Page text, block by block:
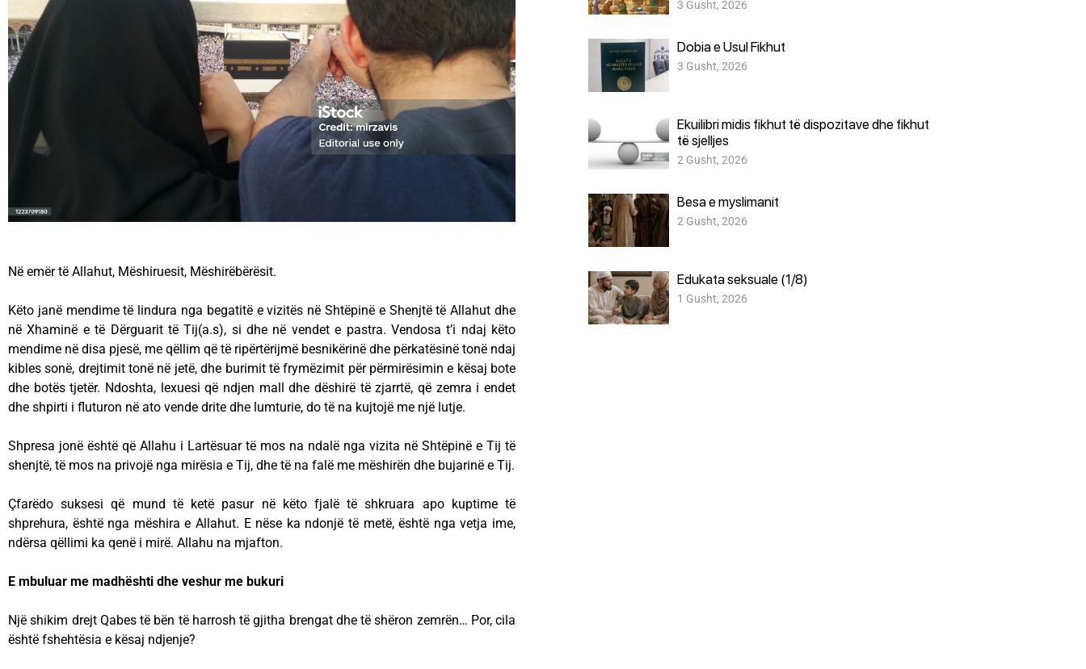
Në emër të Allahut, Mëshiruesit, Mëshirëbërësit.
Këto janë mendime të lindura nga begatitë e vizitës në Shtëpinë e Shenjtë të Allahut dhe
në Xhaminë e të Dërguarit të Tij(a.s), si dhe në vendet e pastra. Vendosa t’i ndaj këto
mendime në disa pjesë, me qëllim që të ripërtërijmë besnikërinë dhe përkatësinë tonë ndaj
kibles sonë, drejtimit tonë në jetë, dhe burimit të frymëzimit për përmirësimin e kësaj bote
dhe botës tjetër. Ndoshta, lexuesi që ndjen mall dhe dëshirë të zjarrtë, që zemra i endet
dhe shpirti i fluturon në ato vende drite dhe lumturie, do të na kujtojë me një lutje.
Shpresa jonë është që Allahu i Lartësuar të mos na ndalë nga vizita në Shtëpinë e Tij të
shenjtë, të mos na privojë nga mirësia e Tij, dhe të na falë me mëshirën dhe bujarinë e Tij.
Çfarëdo suksesi që mund të ketë pasur në këto fjalë të shkruara apo kuptime të
shprehura, është nga mëshira e Allahut. E nëse ka ndonjë të metë, është nga vetja ime,
ndërsa qëllimi ka qenë i mirë. Allahu na mjafton.
E mbuluar me madhështi dhe veshur me bukuri
Një shikim drejt Qabes të bën të harrosh të gjitha brengat dhe të shëron zemrën… Por, cila
është fshehtësia e kësaj ndjenje?
3 Gusht, 2026
Dobia e Usul Fikhut
3 Gusht, 2026
Ekuilibri midis fikhut të dispozitave dhe fikhut
të sjelljes
2 Gusht, 2026
Besa e myslimanit
2 Gusht, 2026
Edukata seksuale (1/8)
1 Gusht, 2026